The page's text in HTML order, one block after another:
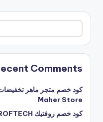
البحث
Comments
Maher Store
كود خصم روفتيك ROFTECH كوبون خصم روفتيك